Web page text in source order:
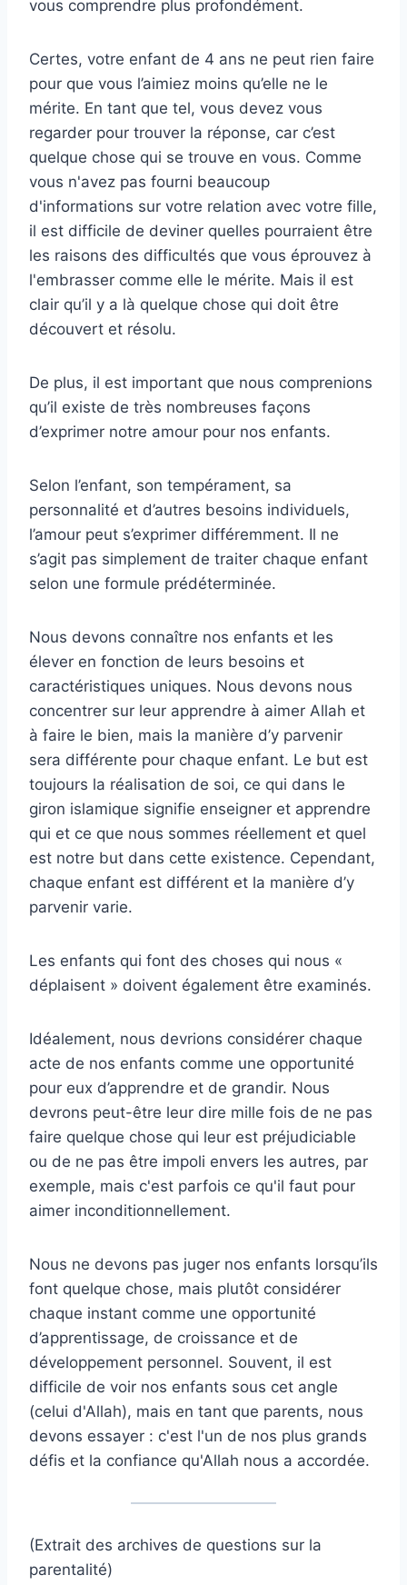
vous comprendre plus profondément.
Certes, votre enfant de 4 ans ne peut rien faire
pour que vous l’aimiez moins qu’elle ne le
mérite. En tant que tel, vous devez vous
regarder pour trouver la réponse, car c’est
quelque chose qui se trouve en vous. Comme
vous n'avez pas fourni beaucoup
d'informations sur votre relation avec votre fille,
il est difficile de deviner quelles pourraient être
les raisons des difficultés que vous éprouvez à
l'embrasser comme elle le mérite. Mais il est
clair qu’il y a là quelque chose qui doit être
découvert et résolu.
De plus, il est important que nous comprenions
qu’il existe de très nombreuses façons
d’exprimer notre amour pour nos enfants.
Selon l’enfant, son tempérament, sa
personnalité et d’autres besoins individuels,
l’amour peut s’exprimer différemment. Il ne
s’agit pas simplement de traiter chaque enfant
selon une formule prédéterminée.
Nous devons connaître nos enfants et les
élever en fonction de leurs besoins et
caractéristiques uniques. Nous devons nous
concentrer sur leur apprendre à aimer Allah et
à faire le bien, mais la manière d’y parvenir
sera différente pour chaque enfant. Le but est
toujours la réalisation de soi, ce qui dans le
giron islamique signifie enseigner et apprendre
qui et ce que nous sommes réellement et quel
est notre but dans cette existence. Cependant,
chaque enfant est différent et la manière d’y
parvenir varie.
Les enfants qui font des choses qui nous «
déplaisent » doivent également être examinés.
Idéalement, nous devrions considérer chaque
acte de nos enfants comme une opportunité
pour eux d’apprendre et de grandir. Nous
devrons peut-être leur dire mille fois de ne pas
faire quelque chose qui leur est préjudiciable
ou de ne pas être impoli envers les autres, par
exemple, mais c'est parfois ce qu'il faut pour
aimer inconditionnellement.
Nous ne devons pas juger nos enfants lorsqu’ils
font quelque chose, mais plutôt considérer
chaque instant comme une opportunité
d’apprentissage, de croissance et de
développement personnel. Souvent, il est
difficile de voir nos enfants sous cet angle
(celui d'Allah), mais en tant que parents, nous
devons essayer : c'est l'un de nos plus grands
défis et la confiance qu'Allah nous a accordée.
(Extrait des archives de questions sur la
parentalité)